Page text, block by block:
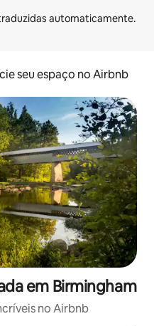
seu espaço no Airbnb
em Birmingham
no Airbnb